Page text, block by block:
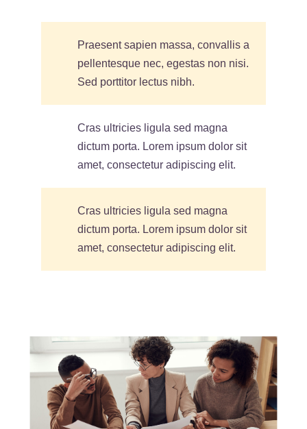
Praesent sapien massa, convallis a
pellentesque nec, egestas non nisi.
Sed porttitor lectus nibh.
Cras ultricies ligula sed magna
dictum porta. Lorem ipsum dolor sit
amet, consectetur adipiscing elit.
Cras ultricies ligula sed magna
dictum porta. Lorem ipsum dolor sit
amet, consectetur adipiscing elit.